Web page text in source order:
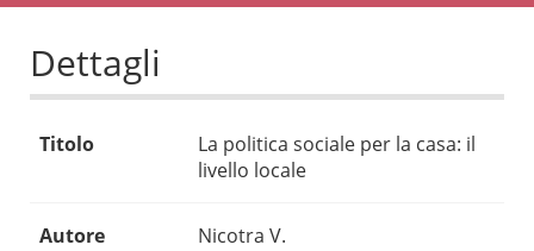
Dettagli
Titolo
La politica sociale per la casa: il
livello locale
Autore Nicotra V.